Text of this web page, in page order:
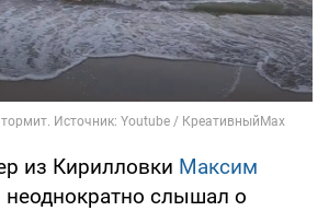
из Кирилловки Максим
неоднократно слышал о